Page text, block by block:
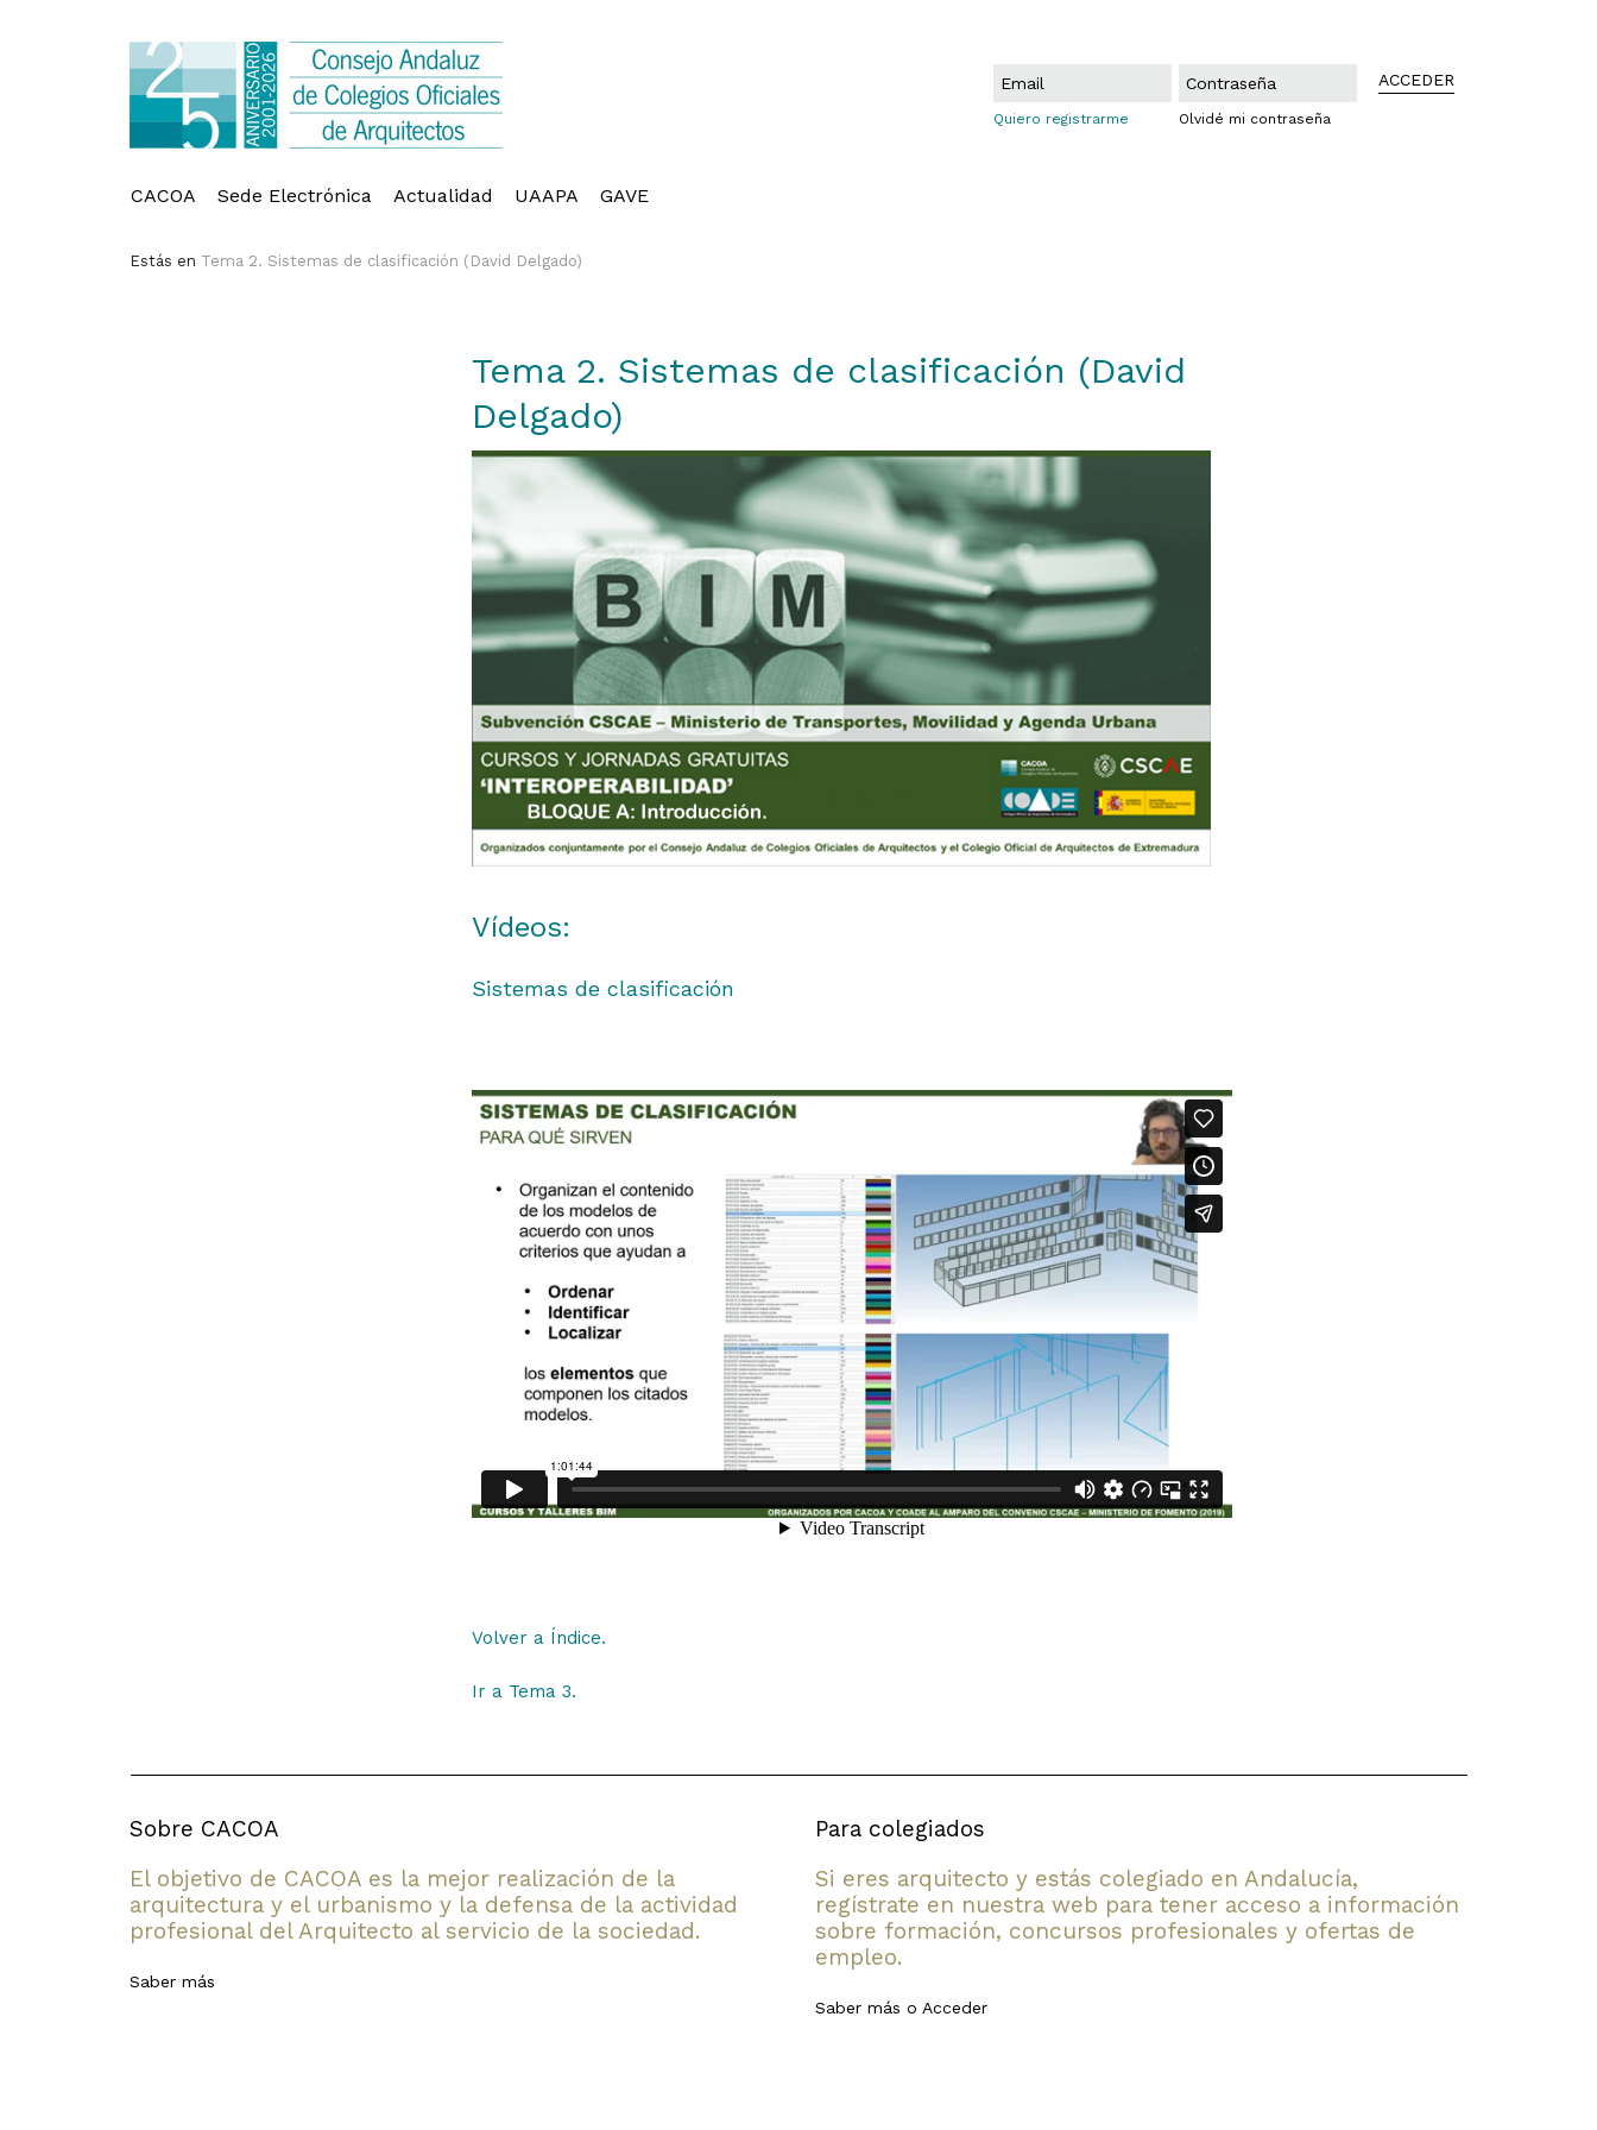
Quiero registrarme Olvidé mi contraseña
ACCEDER
CACOA Sede Electrónica Actualidad UAAPA GAVE
Estás en Tema 2. Sistemas de clasificación (David Delgado)
Tema 2. Sistemas de clasificación (David
Delgado)
Vídeos:
Sistemas de clasificación
Volver a Índice.
Ir a Tema 3.
Sobre CACOA
El objetivo de CACOA es la mejor realización de la
arquitectura y el urbanismo y la defensa de la actividad
profesional del Arquitecto al servicio de la sociedad.
Saber más
Para colegiados
Si eres arquitecto y estás colegiado en Andalucía,
regístrate en nuestra web para tener acceso a información
sobre formación, concursos profesionales y ofertas de
empleo.
Saber más o Acceder